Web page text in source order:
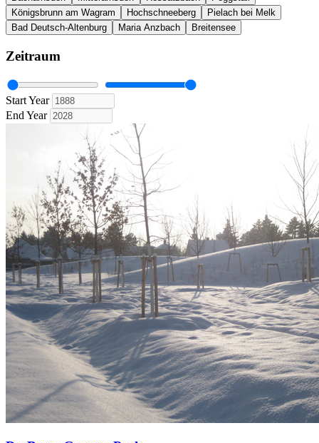
Königsbrunn am Wagram
Hochschneeberg
Pielach bei Melk
Bad Deutsch-Altenburg
Maria Anzbach Breitensee
Zeitraum
Start Year
End Year